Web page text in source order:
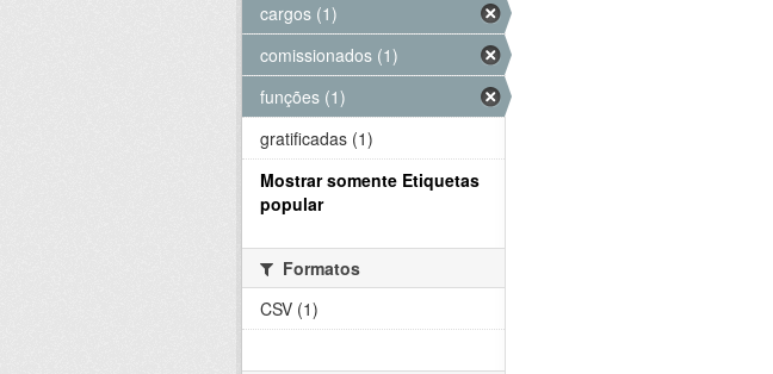
cargos (1)
comissionados (1)
funções (1)
gratificadas (1)
Mostrar somente Etiquetas
popular
Formatos
CSV (1)